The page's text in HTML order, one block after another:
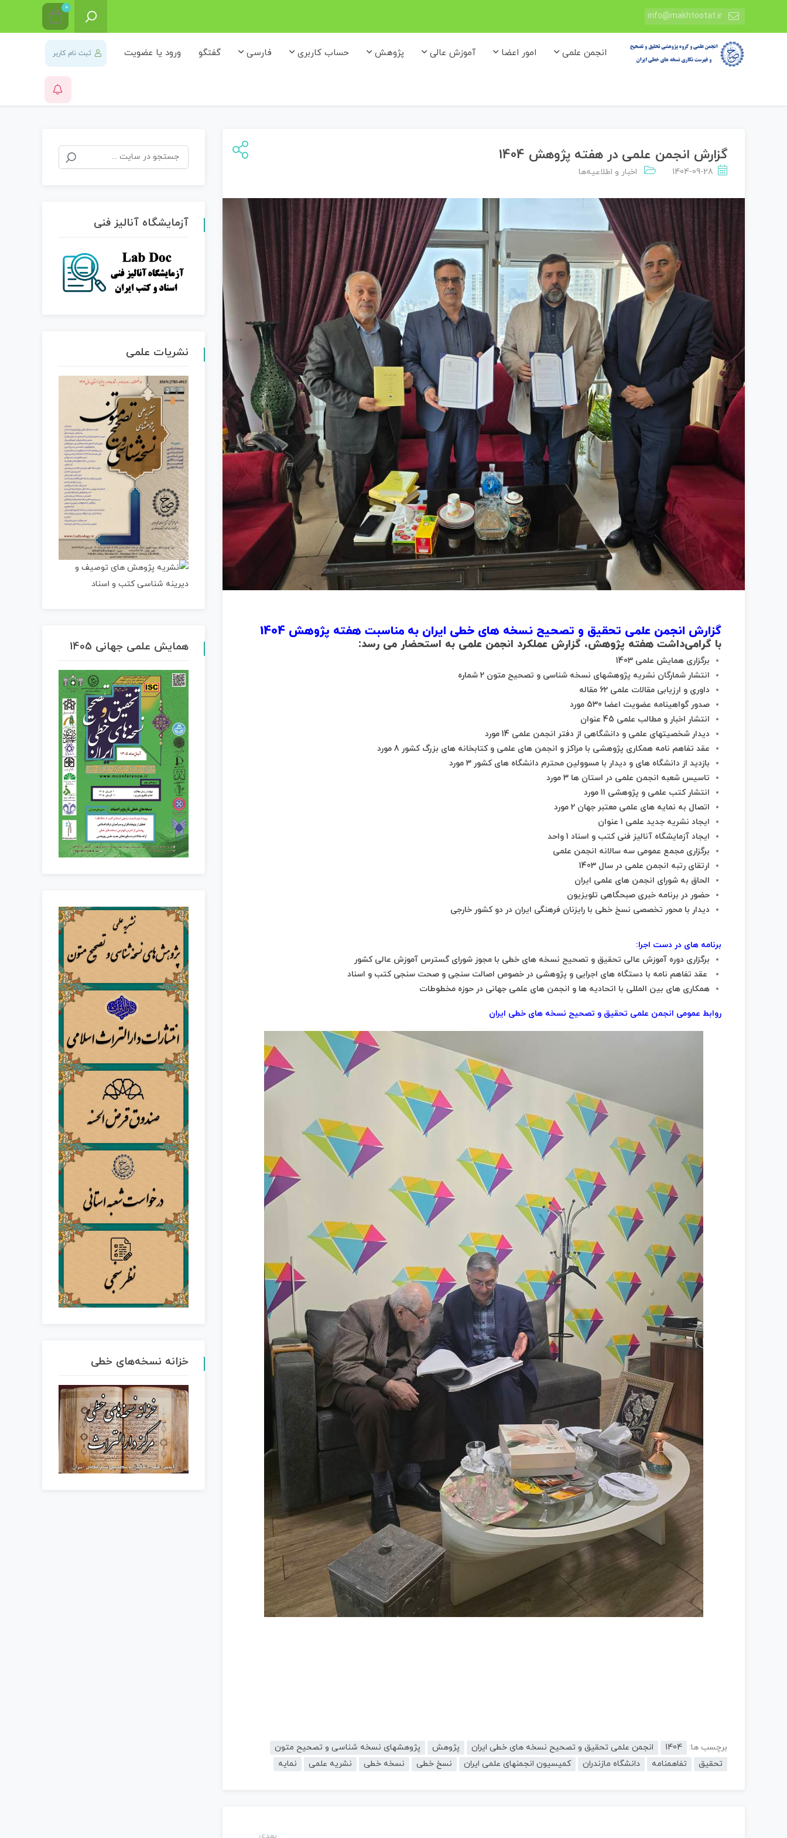
info@makhtootat.ir
0
انجمن علمی امور اعضا آموزش عالی پژوهش حساب کاربری فارسی گفتگو ورود یا عضویت ثبت نام کاربر
گزارش انجمن علمی در هفته پژوهش 1404
1404-09-28 اخبار و اطلاعیه‌ها
گزارش انجمن علمی تحقیق و تصحیح نسخه های خطی ایران به مناسبت هفته پژوهش 1404
با گرامی‌داشت هفته پژوهش، گزارش عملکرد انجمن علمی به استحضار می رسد:
برگزاری همایش علمی 1403
انتشار شمارگان نشریه پژوهشهای نسخه شناسی و تصحیح متون 2 شماره
داوری و ارزیابی مقالات علمی 62 مقاله
صدور گواهینامه عضویت اعضا 530 مورد
انتشار اخبار و مطالب علمی 45 عنوان
دیدار شخصیتهای علمی و دانشگاهی از دفتر انجمن علمی 14 مورد
عقد تفاهم نامه همکاری پژوهشی با مراکز و انجمن های علمی و کتابخانه های بزرگ کشور 8 مورد
بازدید از دانشگاه های و دیدار با مسوولین محترم دانشگاه های کشور 3 مورد
تاسیس شعبه انجمن علمی در استان ها 3 مورد
انتشار کتب علمی و پژوهشی 11 مورد
اتصال به نمایه های علمی معتبر جهان 2 مورد
ایجاد نشریه جدید علمی 1 عنوان
ایجاد آزمایشگاه آنالیز فنی کتب و اسناد 1 واحد
برگزاری مجمع عمومی سه سالانه انجمن علمی
ارتقای رتبه انجمن علمی در سال 1403
الحاق به شورای انجمن های علمی ایران
حضور در برنامه خبری صبحگاهی تلویزیون
دیدار با محور تخصصی نسخ خطی با رایزنان فرهنگی ایران در دو کشور خارجی
برنامه های در دست اجرا:
برگزاری دوره آموزش عالی تحقیق و تصحیح نسخه های خطی با مجوز شورای گسترس آموزش عالی کشور
عقد تفاهم نامه با دستگاه های اجرایی و پژوهشی در خصوص اصالت سنجی و صحت سنجی کتب و اسناد
همکاری های بین المللی با اتحادیه ها و انجمن های علمی جهانی در حوزه مخطوطات
روابط عمومی انجمن علمی تحقیق و تصحیح نسخه های خطی ایران
برچسب ها: 1404 انجمن علمی تحقیق و تصحیح نسخه های خطی ایران پژوهش
پژوهشهای نسخه شناسی و تصحیح متون
تحقیق
تفاهمنامه دانشگاه مازندران کمیسیون انجمنهای علمی ایران نسخ خطی نسخه خطی نشریه علمی نمایه
آزمایشگاه آنالیز فنی
نشریات علمی
همایش علمی جهانی 1405
خزانه نسخه‌های خطی